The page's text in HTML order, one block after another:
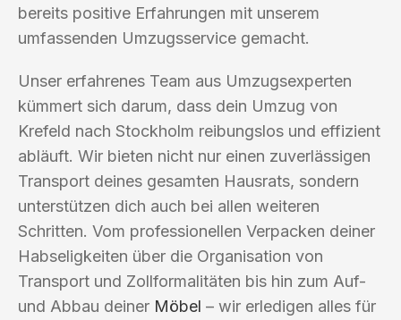
bereits positive Erfahrungen mit unserem
umfassenden Umzugsservice gemacht.
Unser erfahrenes Team aus Umzugsexperten
kümmert sich darum, dass dein Umzug von
Krefeld nach Stockholm reibungslos und effizient
abläuft. Wir bieten nicht nur einen zuverlässigen
Transport deines gesamten Hausrats, sondern
unterstützen dich auch bei allen weiteren
Schritten. Vom professionellen Verpacken deiner
Habseligkeiten über die Organisation von
Transport und Zollformalitäten bis hin zum Auf-
und Abbau deiner Möbel – wir erledigen alles für